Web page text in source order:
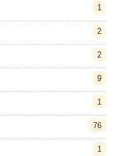
1
2
2
9
1
76
1